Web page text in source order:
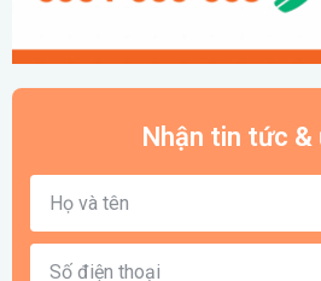
Nhận tin tức &